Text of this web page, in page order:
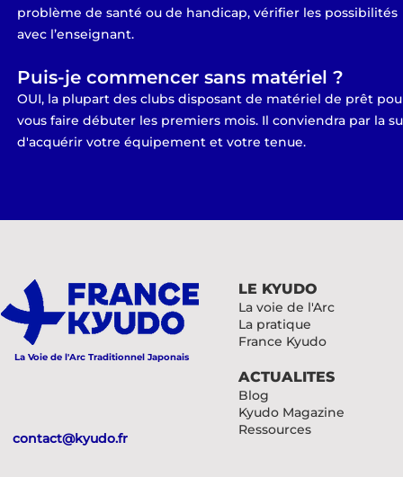
problème de santé ou de handicap, vérifier les possibilités
avec l’enseignant.
Puis-je commencer sans matériel ?
OUI, la plupart des clubs disposant de matériel de prêt
vous faire débuter les premiers mois. Il conviendra par la
d'acquérir votre équipement et votre tenue.
La Voie de l'Arc Traditionnel Japonais
contact@kyudo.fr
LE KYUDO
La voie de l'Arc
La pratique
France Kyudo
ACTUALITES
Blog
Kyudo Magazine
Ressources